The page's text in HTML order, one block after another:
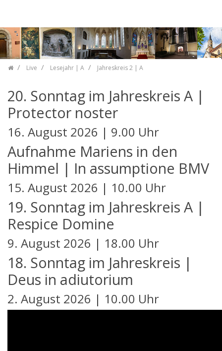
Skip navigation
Live Lesejahr | A Jahreskreis 2 | A
20. Sonntag im Jahreskreis A |
Protector noster
16. August 2026 | 9.00 Uhr
Aufnahme Mariens in den
Himmel | In assumptione BMV
15. August 2026 | 10.00 Uhr
19. Sonntag im Jahreskreis A |
Respice Domine
9. August 2026 | 18.00 Uhr
18. Sonntag im Jahreskreis |
Deus in adiutorium
2. August 2026 | 10.00 Uhr